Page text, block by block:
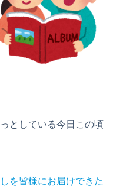
としている今日この頃
を皆様にお届けできた